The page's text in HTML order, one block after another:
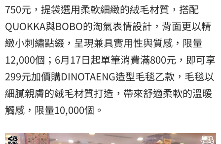
750元，提袋選用柔軟細緻的絨毛材質，搭配
QUOKKA與BOBO的淘氣表情設計，背面更以精
緻小刺繡點綴，呈現兼具實用性與質感，限量
12,000個；6月17日起單筆消費滿800元，即可享
299元加價購DINOTAENG造型毛毯乙款，毛毯以
細膩親膚的絨毛材質打造，帶來舒適柔軟的溫暖
觸感，限量10,000個。